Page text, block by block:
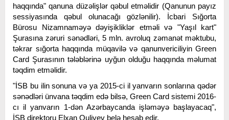
haqqında" qanuna düzəlişlər qəbul etməlidir (Qanunun payız
sessiyasında qəbul olunacağı gözlənilir). İcbari Sığorta
Bürosu Nizamnaməyə dəyişikliklər etməli və "Yaşıl kart"
Şurasına zəruri sənədləri, 5 mln. avroluq zəmanət məktubu,
təkrar sığorta haqqında müqavilə və qanunvericiliyin Green
Card Şurasının tələblərinə uyğun olduğu haqqında məlumat
təqdim etməlidir.
"İSB bu ilin sonuna və ya 2015-ci il yanvarın sonlarına qədər
sənədləri ünvana təqdim edə bilsə, Green Card sistemi 2016-
cı il yanvarın 1-dən Azərbaycanda işləməyə başlayacaq",
İSB direktoru Elxan Quliyev belə hesab edir.